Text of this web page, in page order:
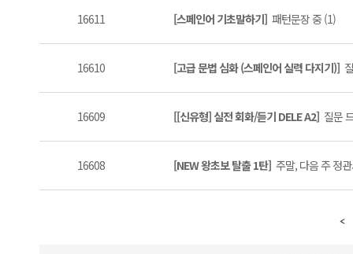
16611 [스페인어 기초말하기] 패턴문장 중 (1)
16610 [고급 문법 심화 (스페인어 실력 다지기)]
16609 [[신유형] 실전 회화/듣기 DELE A2] 질문
16608 [NEW 왕초보 탈출 1탄] 주말, 다음 주 정